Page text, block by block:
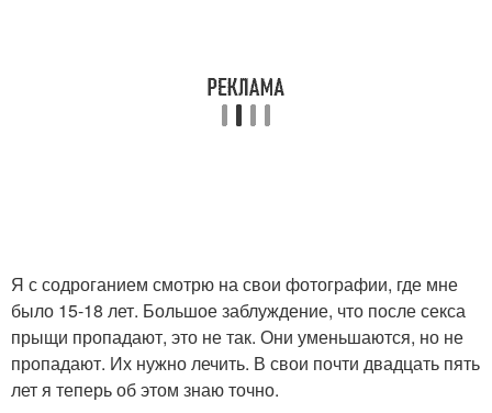
Я с содроганием смотрю на свои фотографии, где мне
было 15-18 лет. Большое заблуждение, что после секса
прыщи пропадают, это не так. Они уменьшаются, но не
пропадают. Их нужно лечить. В свои почти двадцать пять
лет я теперь об этом знаю точно.